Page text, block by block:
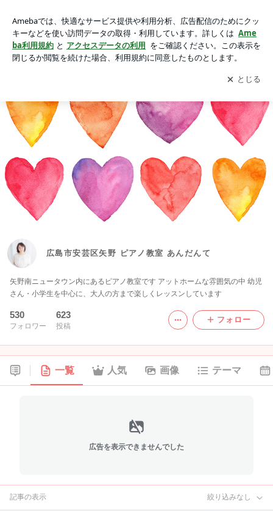
アプリをダウンロードして ブログの更新通知
を受け取りまし
ょう。
開く
広島市安芸区矢野 ピアノ教室 あんだんて
矢野南ニュータウン内にあるピアノ教室です アットホームな雰囲気の中 幼児
さん・小学生を中心に、大人の方まで楽しくレッスンしています
530
フォロワー
623
投稿
フォロー
一覧 人気 画像 テーマ
広告を表示できませんでした
記事の表示 絞り込みなし